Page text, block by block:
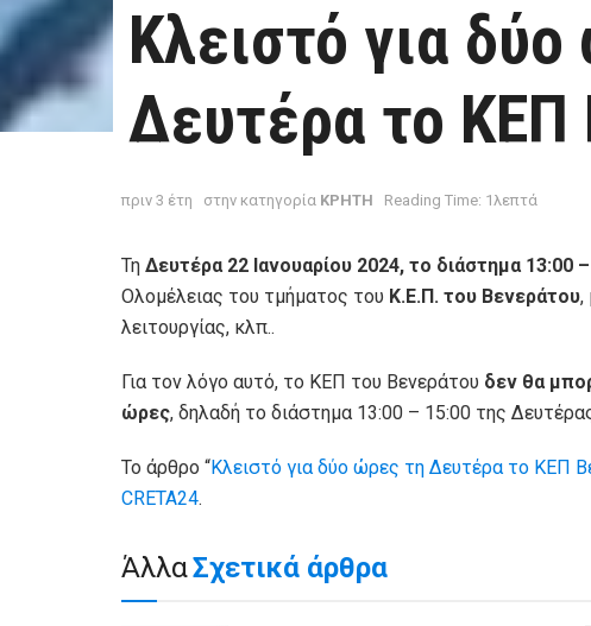
Κλειστό για
Δευτέρα το ΚΕΠ
πριν 3 έτη στην κατηγορία ΚΡΗΤΗ Reading Time: 1λεπτά
Τη Δευτέρα 22 Ιανουαρίου 2024, το διάστημα 13:00
Ολομέλειας του τμήματος του Κ.Ε.Π. του Βενεράτου,
λειτουργίας, κλπ..
Για τον λόγο αυτό, το ΚΕΠ του Βενεράτου δεν θα
ώρες, δηλαδή το διάστημα 13:00 – 15:00 της
Το άρθρο “Κλειστό για δύο ώρες τη Δευτέρα το ΚΕΠ
CRETA24.
ΆλλαΣχετικά άρθρα